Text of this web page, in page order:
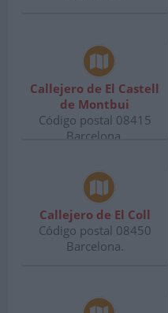
Callejero de El Castell
de Montbui
Código postal 08415
Barcelona.
Callejero de El Coll
Código postal 08450
Barcelona.